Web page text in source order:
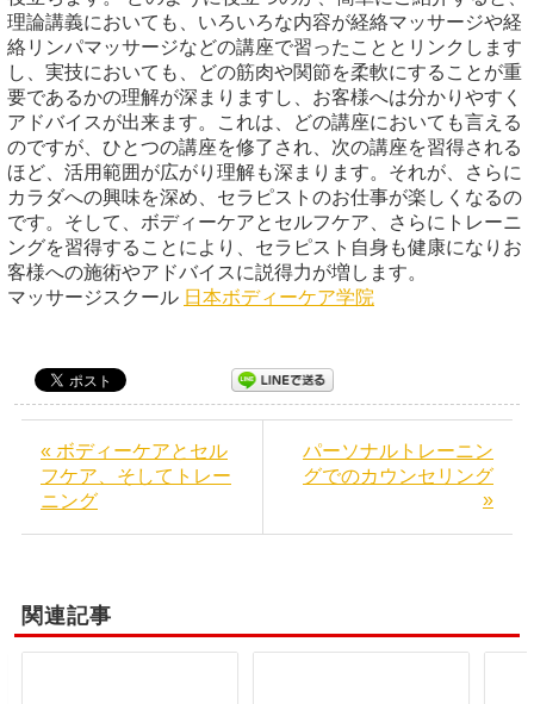
理論講義においても、いろいろな内容が経絡マッサージや経
絡リンパマッサージなどの講座で習ったこととリンクします
し、実技においても、どの筋肉や関節を柔軟にすることが重
要であるかの理解が深まりますし、お客様へは分かりやすく
アドバイスが出来ます。これは、どの講座においても言える
のですが、ひとつの講座を修了され、次の講座を習得される
ほど、活用範囲が広がり理解も深まります。それが、さらに
カラダへの興味を深め、セラピストのお仕事が楽しくなるの
です。そして、ボディーケアとセルフケア、さらにトレーニ
ングを習得することにより、セラピスト自身も健康になりお
客様への施術やアドバイスに説得力が増します。
マッサージスクール 日本ボディーケア学院
« ボディーケアとセル
フケア、そしてトレー
ニング
パーソナルトレーニン
グでのカウンセリング
»
関連記事